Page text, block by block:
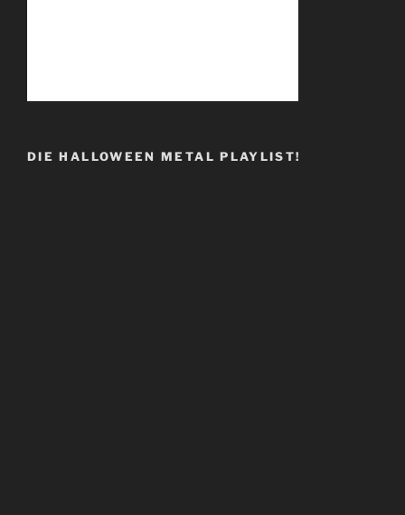
DIE HALLOWEEN METAL PLAYLIST!